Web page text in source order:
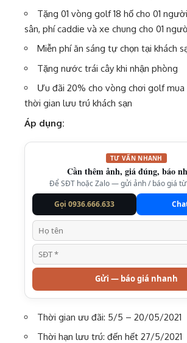
Tặng 01 vòng golf 18 hố cho 01
sân, phí caddie và xe chung cho 01
Miễn phí ăn sáng tự chọn tại khách
Tặng nước trái cây khi nhận phòng
Ưu đãi 20% cho vòng chơi golf
thời gian lưu trú khách sạn
Áp dụng:
TƯ VẤN NHANH
Cần thêm ảnh, giá đúng, báo
Để SĐT hoặc Zalo — gửi ảnh / báo giá
Gọi 0936.666.633
Gửi — báo giá nhanh
Thời gian ưu đãi: 5/5 – 20/05/2021
Thời hạn lưu trú: đến hết 27/5/2021